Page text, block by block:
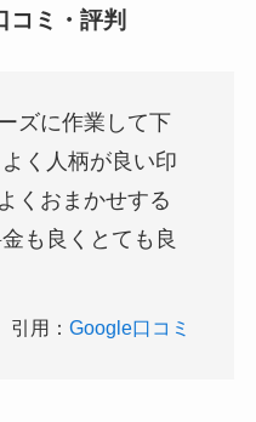
コミ・評判
ズに作業して下
く人柄が良い印
くおまかせする
も良くとても良
引用：Google口コミ